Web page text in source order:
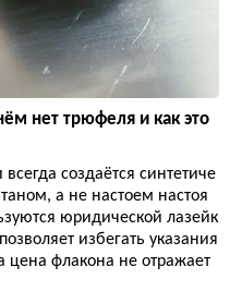
нет трюфеля и как это
создаётся синтетиче
а не настоем настоя
юридической лазейк
избегать указания
цена флакона не отражает